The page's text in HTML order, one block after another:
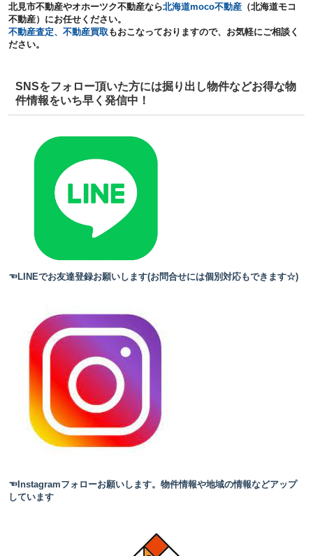
北見市不動産やオホーツク不動産なら北海道moco不動産（北海道モコ
不動産）にお任せください。
不動産査定、不動産買取 もおこなっておりますので、 お気軽にご相談く
ださい。
SNSをフォロー頂いた方には掘り出し物件などお得な物
件情報をいち早く発信中！
☜LINEでお友達登録お願いします(お問合せには個別対応もできます☆)
☜Instagramフォローお願いします。物件情報や地域の情報などアップ
しています